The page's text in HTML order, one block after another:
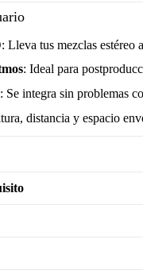
: Lleva tus mezclas estéreo
: Ideal para
: Se integra sin problemas
distancia y espacio